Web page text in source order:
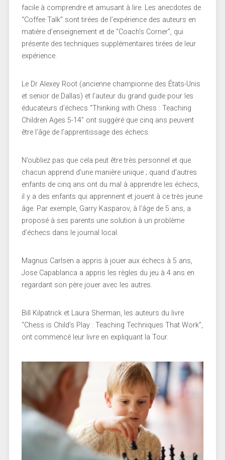
facile à comprendre et amusant à lire. Les anecdotes de
“Coffee Talk” sont tirées de l’expérience des auteurs en
matière d’enseignement et de “Coach’s Corner”, qui
présente des techniques supplémentaires tirées de leur
expérience.
Le Dr Alexey Root (ancienne championne des États-Unis
et senior de Dallas) et l’auteur du grand guide pour les
éducateurs d’échecs “Thinking with Chess : Teaching
Children Ages 5-14” ont suggéré que cinq ans peuvent
être l’âge de l’apprentissage des échecs.
N’oubliez pas que cela peut être très personnel et que
chacun apprend d’une manière unique ; quand d’autres
enfants de cinq ans ont du mal à apprendre les échecs,
il y a des enfants qui apprennent et jouent à ce très jeune
âge. Par exemple, Garry Kasparov, à l’âge de 5 ans, a
proposé à ses parents une solution à un problème
d’échecs dans le journal local.
Magnus Carlsen a appris à jouer aux échecs à 5 ans,
Jose Capablanca a appris les règles du jeu à 4 ans en
regardant son père jouer avec les autres.
Bill Kilpatrick et Laura Sherman, les auteurs du livre
“Chess is Child’s Play : Teaching Techniques That Work”,
ont commencé leur livre en expliquant la Tour.